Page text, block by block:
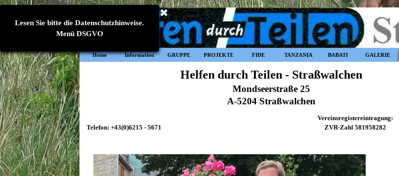
Lesen Sie bitte die Datenschutzhinweise.
Menü DSGVO
Direkt zum Seiteninhalt
Menü überspringen
Home Information ▼
GRUPPE PROJEKTE ▼
FIDE TANZANIA ▼
BABATI GALERIE
Helfen durch Teilen - Straßwalchen
Mondseerstraße 25
A-5204 Straßwalchen
Vereinsregistereintragung:
ZVR-Zahl 581958282
Telefon: +43(0)6215 - 5671